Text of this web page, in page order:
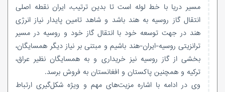
مسیر دریا با خط لوله است تا بدین ترتیب، ایران نقطه اصلی
انتقال گاز روسیه به هند باشد و شاهد تامین پایدار نیاز انرژی
هند در جهت توسعه خود با انتقال گاز خود و روسیه در مسیر
ترانزیتی روسیه-ایران-هند باشیم و مبتنی بر نیاز دیگر همسایگان،
بخشی از گاز روسیه نیز خریداری و به همسایگان نظیر عراق،
ترکیه و همچنین پاکستان و افغانستان به فروش برسد.
وی در ادامه با اشاره مزیت‌های مهم و ویژه شکل‌گیری ارتباط